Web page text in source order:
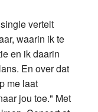
vertelt
waarin ik te
en ik daarin
En over dat
me laat
jou toe." Met